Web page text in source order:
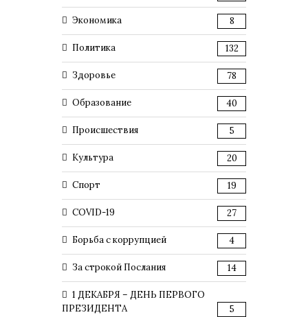
Экономика 8
Политика 132
Здоровье 78
Образование 40
Происшествия 5
Культура 20
Спорт 19
COVID-19 27
Борьба с коррупцией 4
За строкой Послания 14
1 ДЕКАБРЯ – ДЕНЬ ПЕРВОГО
ПРЕЗИДЕНТА
5